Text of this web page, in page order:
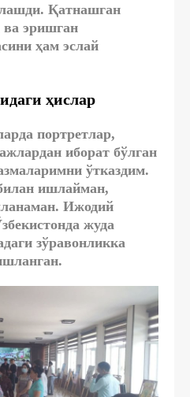
Қатнашган
ва эришган
ҳам эслай
ҳислар
портретлар,
иборат бўлган
ўтказдим.
ишлайман,
Ижодий
жуда
зўравонликка